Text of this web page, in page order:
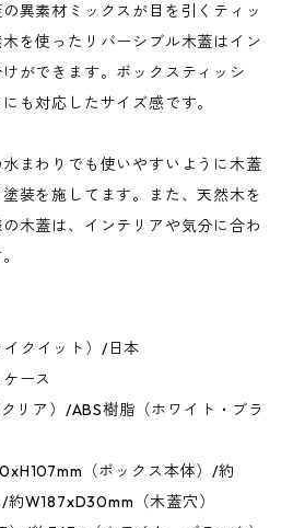
異素材ミックスが目を引くティッ
を使ったリバーシブル木蓋はイン
ができます。ボックスティッシ
も対応したサイズ感です。
まわりでも使いやすいように木蓋
装を施してます。また、天然木を
木蓋は、インテリアや気分に合わ
クイット）/日本
ース
リア）/ABS樹脂（ホワイト・ブラ
（ボックス本体）/約
W187xD30mm（木蓋穴）